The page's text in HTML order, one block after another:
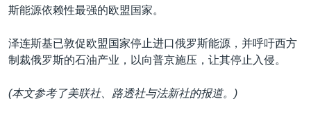
斯能源依赖性最强的欧盟国家。
泽连斯基已敦促欧盟国家停止进口俄罗斯能源，并呼吁西方
制裁俄罗斯的石油产业，以向普京施压，让其停止入侵。
(本文参考了美联社、路透社与法新社的报道。)